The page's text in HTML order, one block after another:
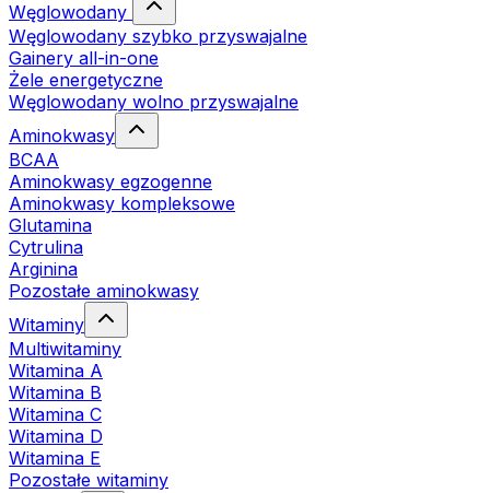
Węglowodany
Węglowodany szybko przyswajalne
Gainery all-in-one
Żele energetyczne
Węglowodany wolno przyswajalne
Aminokwasy
BCAA
Aminokwasy egzogenne
Aminokwasy kompleksowe
Glutamina
Cytrulina
Arginina
Pozostałe aminokwasy
Witaminy
Multiwitaminy
Witamina A
Witamina B
Witamina C
Witamina D
Witamina E
Pozostałe witaminy